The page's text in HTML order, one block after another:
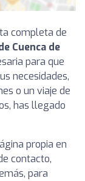
completa de
Cuenca de
para que
necesidades,
o un viaje de
has llegado
propia en
contacto,
para